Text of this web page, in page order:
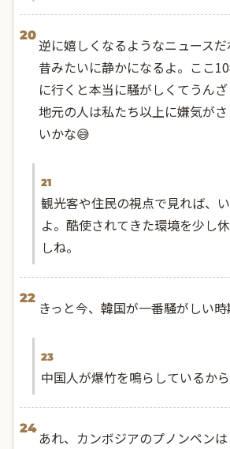
20
逆に嬉しくなるようなニュース
昔みたいに静かになるよ。ここ
に行くと本当に騒がしくてうんざ
地元の人は私たち以上に嫌気が
いかな😅
21
観光客や住民の視点で見れば、
よ。酷使されてきた環境を少し
しね。
22
きっと今、韓国が一番騒がしい時
23
中国人が爆竹を鳴らしているか
24
あれ、カンボジアのプノンペンは